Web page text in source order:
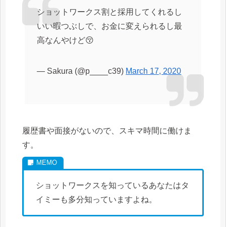
ショットワークス割と採用してくれるし
いい暇つぶしで、お金に変えられるし最
高なんやけど😚
— Sakura (@p____c39) March 17, 2020
履歴書や面接がないので、スキマ時間に働けま
す。
ショットワークスを知っているあなたはタ
イミーも多分知っていますよね。